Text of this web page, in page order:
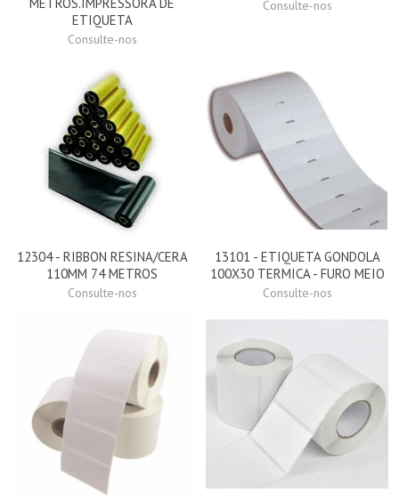
ETIQUETA
Consulte-nos
Consulte-nos
12304 - RIBBON RESINA/CERA
110MM 74 METROS
Consulte-nos
13101 - ETIQUETA GONDOLA
100X30 TERMICA - FURO MEIO
Consulte-nos